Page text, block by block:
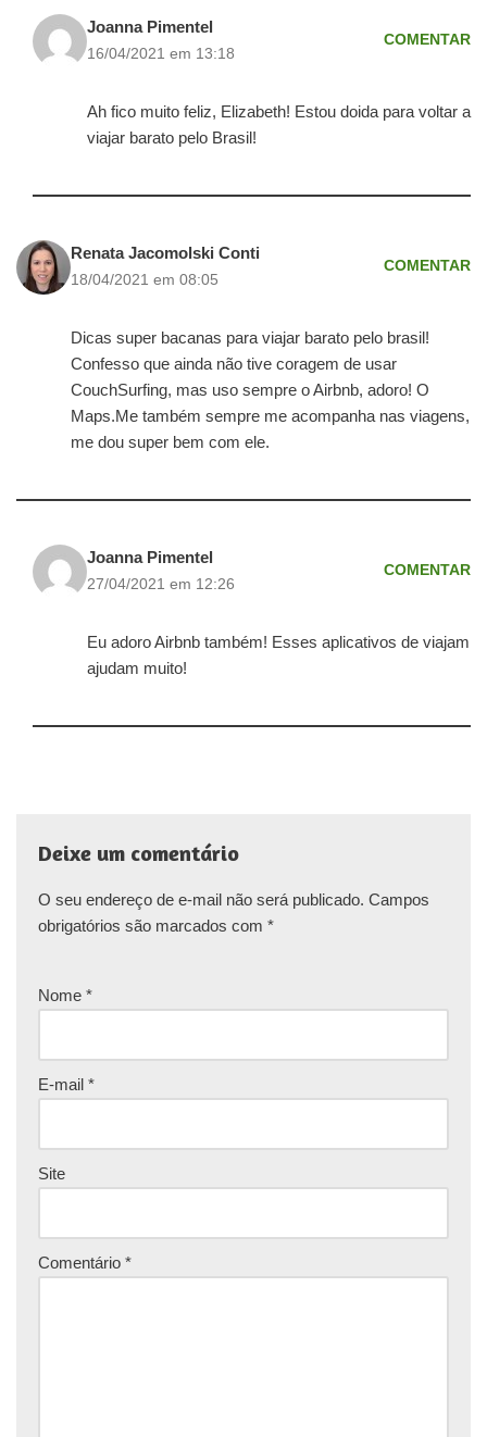
Joanna Pimentel
16/04/2021 em 13:18
COMENTAR
Ah fico muito feliz, Elizabeth! Estou doida para voltar a
viajar barato pelo Brasil!
Renata Jacomolski Conti
18/04/2021 em 08:05
COMENTAR
Dicas super bacanas para viajar barato pelo brasil!
Confesso que ainda não tive coragem de usar
CouchSurfing, mas uso sempre o Airbnb, adoro! O
Maps.Me também sempre me acompanha nas viagens,
me dou super bem com ele.
Joanna Pimentel
27/04/2021 em 12:26
COMENTAR
Eu adoro Airbnb também! Esses aplicativos de viajam
ajudam muito!
Deixe um comentário
O seu endereço de e-mail não será publicado. Campos
obrigatórios são marcados com *
Nome *
E-mail *
Site
Comentário *